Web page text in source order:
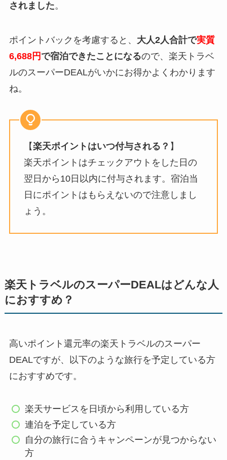
されました。
ポイントバックを考慮すると、 大人2人合計で実質
6,688円 で宿泊できたことになるので、楽天トラベ
ルのスーパーDEALがいかにお得かよくわかります
ね。
【楽天ポイントはいつ付与される？ 】
楽天ポイントはチェックアウトをした日の
翌日から10日以内に付与されます。宿泊当
日にポイントはもらえないので注意しまし
ょう。
楽天トラベルのスーパーDEALはどんな人
におすすめ？
高いポイント還元率の楽天トラベルのスーパー
DEALですが、以下のような旅行を予定している方
におすすめです。
楽天サービスを日頃から利用している方
連泊を予定している方
自分の旅行に合うキャンペーンが見つからない
方